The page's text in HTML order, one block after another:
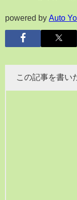
powered by Auto
この記事を書い